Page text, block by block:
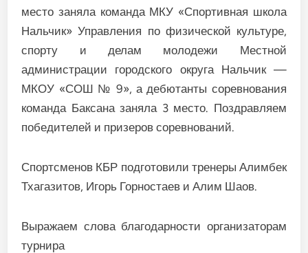
место заняла команда МКУ «Спортивная школа
Нальчик» Управления по физической культуре,
спорту и делам молодежи Местной
администрации городского округа Нальчик —
МКОУ «СОШ № 9», а дебютанты соревнования
команда Баксана заняла 3 место. Поздравляем
победителей и призеров соревнований.
Спортсменов КБР подготовили тренеры Алимбек
Тхагазитов, Игорь Горностаев и Алим Шаов.
Выражаем слова благодарности организаторам
турнира